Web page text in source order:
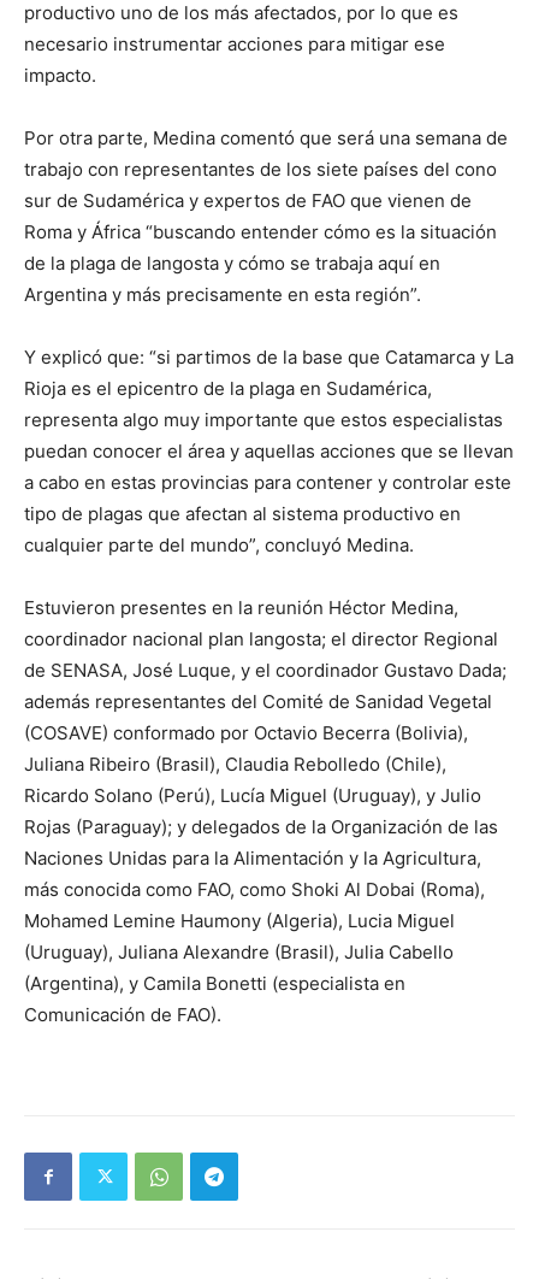
productivo uno de los más afectados, por lo que es
necesario instrumentar acciones para mitigar ese
impacto.
Por otra parte, Medina comentó que será una semana de
trabajo con representantes de los siete países del cono
sur de Sudamérica y expertos de FAO que vienen de
Roma y África “buscando entender cómo es la situación
de la plaga de langosta y cómo se trabaja aquí en
Argentina y más precisamente en esta región”.
Y explicó que: “si partimos de la base que Catamarca y La
Rioja es el epicentro de la plaga en Sudamérica,
representa algo muy importante que estos especialistas
puedan conocer el área y aquellas acciones que se llevan
a cabo en estas provincias para contener y controlar este
tipo de plagas que afectan al sistema productivo en
cualquier parte del mundo”, concluyó Medina.
Estuvieron presentes en la reunión Héctor Medina,
coordinador nacional plan langosta; el director Regional
de SENASA, José Luque, y el coordinador Gustavo Dada;
además representantes del Comité de Sanidad Vegetal
(COSAVE) conformado por Octavio Becerra (Bolivia),
Juliana Ribeiro (Brasil), Claudia Rebolledo (Chile),
Ricardo Solano (Perú), Lucía Miguel (Uruguay), y Julio
Rojas (Paraguay); y delegados de la Organización de las
Naciones Unidas para la Alimentación y la Agricultura,
más conocida como FAO, como Shoki Al Dobai (Roma),
Mohamed Lemine Haumony (Algeria), Lucia Miguel
(Uruguay), Juliana Alexandre (Brasil), Julia Cabello
(Argentina), y Camila Bonetti (especialista en
Comunicación de FAO).